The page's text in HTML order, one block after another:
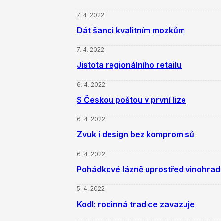
7. 4. 2022
Dát šanci kvalitním mozkům
7. 4. 2022
Jistota regionálního retailu
6. 4. 2022
S Českou poštou v první lize
6. 4. 2022
Zvuk i design bez kompromisů
6. 4. 2022
Pohádkové lázně uprostřed
5. 4. 2022
Kodl: rodinná tradice zavazuje